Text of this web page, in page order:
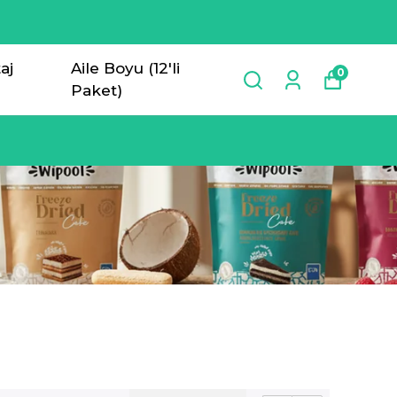
Aile Boyu (12'li
Paket)
0